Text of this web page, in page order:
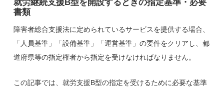
就労継続支援B型を開設するときの指定基準・必要
書類
障害者総合支援法に定められているサービスを提供する場合、
「人員基準」「設備基準」「運営基準」の要件をクリアし、都
道府県等の指定権者から指定を受けなければなりません。
この記事では、就労支援B型の指定を受けるために必要な基準